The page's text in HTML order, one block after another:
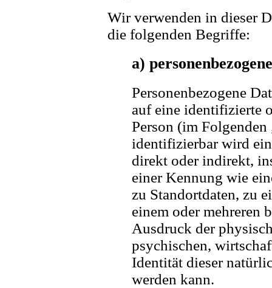
Wir verwenden in dieser
die folgenden Begriffe:
a)
Personenbezogene
auf eine identifizierte
Person (im Folgenden
identifizierbar wird
direkt oder indirekt,
einer Kennung wie
zu Standortdaten, zu
einem oder mehreren
Ausdruck der
psychischen,
Identität dieser
werden kann.